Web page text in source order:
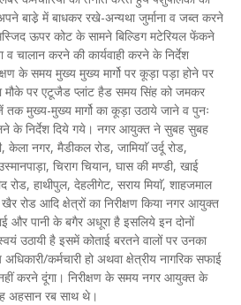
बाडे़ में बाधकर रखे-अन्यथा जुर्माना व जब्त करने
मस्जिद ऊपर कोट के सामने बिल्डिग मटेरियल फेंकने
व चालान करने की कार्यवाही करने के निर्देश
के समय मुख्य मुख्य मार्गो पर कूड़ा पड़ा होने पर
मौके पर एटूजैड प्लांट हैड समय सिंह को जमकर
मुख्य-मुख्य मार्गो का कूड़ा उठाये जाने व पुनः
के निर्देश दिये गये। नगर आयुक्त ने सुबह सुबह
केला नगर, मैडीकल रोड, जामियाॅ उर्दू रोड,
चिराग चियान, घास की मण्डी, खाई
रोड, हाथीपुल, देहलीगेट, सराय मियाॅ, शाहजमाल
रोड आदि क्षेत्रों का निरीक्षण किया नगर आयुक्त
और पानी के बगैर अधूरा है इसलिये इन दोनों
उठायी है इसमें कोताई बरतने वालों पर उनका
कर्मचारी हो अथवा क्षेत्रीय नागरिक सफाई
करने दूंगा। निरीक्षण के समय नगर आयुक्त के
अहसान रब साथ थे।